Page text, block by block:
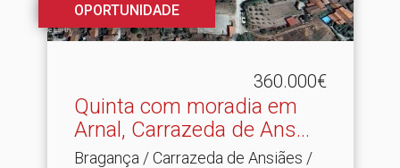
OPORTUNIDADE
360.000€
Quinta com moradia em
Arnal, Carrazeda de Ans.​..
Bragança / Carrazeda de Ansiães /